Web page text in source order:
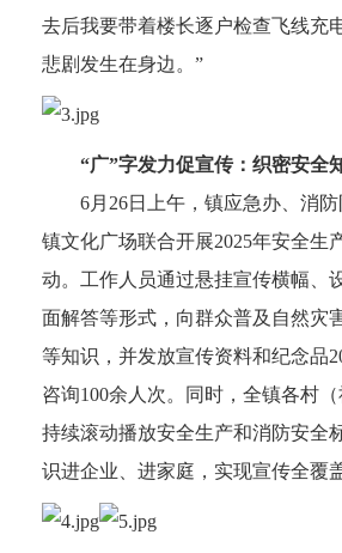
去后我要带着楼长逐户检查飞线充
悲剧发生在身边。”
“广”字发力促宣传：织密安全
6月26日上午，镇应急办、消防
镇文化广场联合开展2025年安全生
动。工作人员通过悬挂宣传横幅、
面解答等形式，向群众普及自然灾
等知识，并发放宣传资料和纪念品
咨询100余人次。同时，全镇各村
持续滚动播放安全生产和消防安全
识进企业、进家庭，实现宣传全覆盖